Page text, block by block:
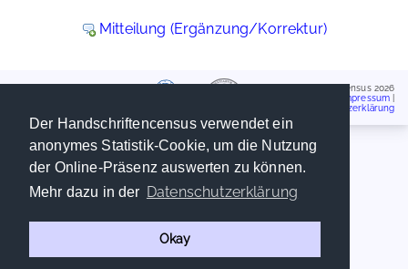
Der Handschriftencensus verwendet ein
anonymes Statistik-Cookie, um die Nutzung
der Online-Präsenz auswerten zu können.
Mehr dazu in der Datenschutzerklärung
Okay
Mitteilung (Ergänzung/Korrektur)
Handschriftencensus 2026
Impressum
Datenschutzerklärung